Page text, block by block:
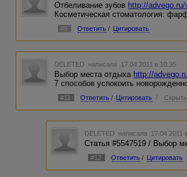
Отбеливание зубов http://
Косметическая стоматология:
#9 Ответить / Цитировать
DELETED написала 17.04.2011 в 10:35
Выбор места отдыха http://
7 способов успокоить
#11 Ответить / Цитировать /
DELETED написала 17.04.2011
Статья #5547519 / Выбор
#12 Ответить / Цитировать